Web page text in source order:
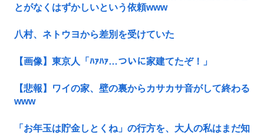
とがなくはずかしいという依頼www
八村、ネトウヨから差別を受けていた
【画像】東京人「ﾊｧﾊｧ…ついに家建てたぞ！」
【悲報】ワイの家、壁の裏からカサカサ音がして終わる
www
「お年玉は貯金しとくね」の行方を、大人の私はまだ知